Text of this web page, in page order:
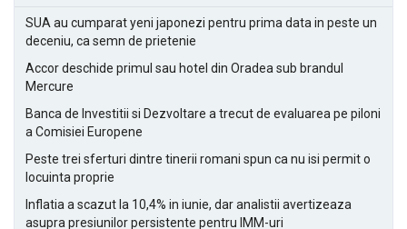
SUA au cumparat yeni japonezi pentru prima data in peste un
deceniu, ca semn de prietenie
Accor deschide primul sau hotel din Oradea sub brandul
Mercure
Banca de Investitii si Dezvoltare a trecut de evaluarea pe piloni
a Comisiei Europene
Peste trei sferturi dintre tinerii romani spun ca nu isi permit o
locuinta proprie
Inflatia a scazut la 10,4% in iunie, dar analistii avertizeaza
asupra presiunilor persistente pentru IMM-uri